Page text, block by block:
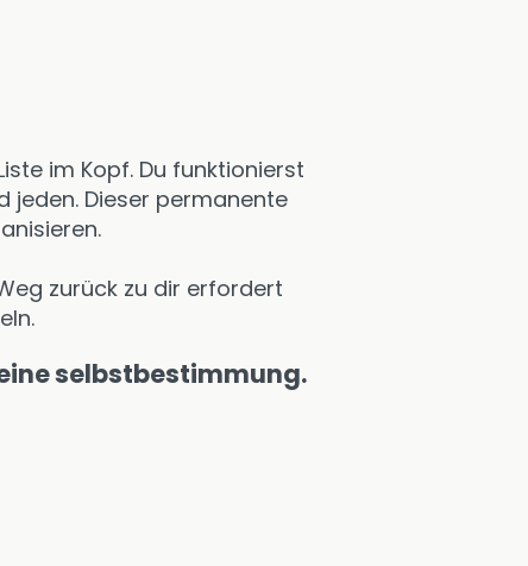
im Kopf. Du funktionierst
jeden. Dieser permanente
zurück zu dir erfordert
selbstbestimmung.